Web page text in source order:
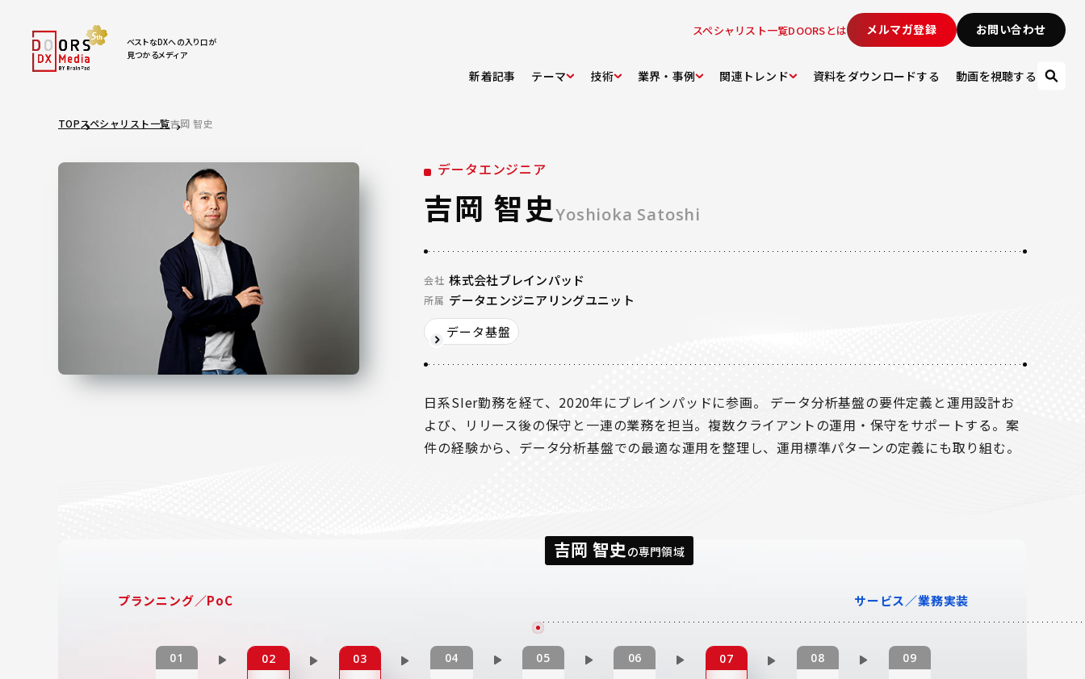
ベストなDXへの入り口が
見つかるメディア
スペシャリスト一覧DOORSとは メルマガ登録 お問い合わせ
新着記事 テーマ 技術 業界・事例 関連トレンド 資料をダウンロードする 動画を視聴する
TOPスペシャリスト一覧吉岡 智史
データエンジニア
吉岡 智史Yoshioka Satoshi
会社 株式会社ブレインパッド
所属 データエンジニアリングユニット
データ基盤
日系SIer勤務を経て、2020年にブレインパッドに参画。 データ分析基盤の要件定義と運用設計お
よび、リリース後の保守と一連の業務を担当。複数クライアントの運用・保守をサポートする。案
件の経験から、データ分析基盤での最適な運用を整理し、運用標準パターンの定義にも取り組む。
吉岡 智史の専門領域
プランニング／PoC サービス／業務実装